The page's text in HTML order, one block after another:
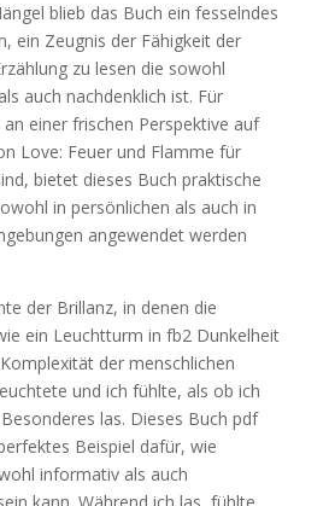
blieb das Buch ein fesselndes
ein Zeugnis der Fähigkeit der
zu lesen die sowohl
auch nachdenklich ist. Für
einer frischen Perspektive auf
Love: Feuer und Flamme für
bietet dieses Buch praktische
in persönlichen als auch in
angewendet werden
der Brillanz, in denen die
ein Leuchtturm in fb2 Dunkelheit
der menschlichen
und ich fühlte, als ob ich
las. Dieses Buch pdf
Beispiel dafür, wie
informativ als auch